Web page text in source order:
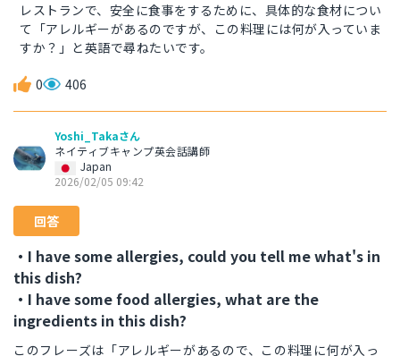
レストランで、安全に食事をするために、具体的な食材につい
て「アレルギーがあるのですが、この料理には何が入っていま
すか？」と英語で尋ねたいです。
0 406
Yoshi_Takaさん
ネイティブキャンプ英会話講師
Japan
2026/02/05 09:42
回答
・I have some allergies, could you tell me what's in
this dish?
・I have some food allergies, what are the
ingredients in this dish?
このフレーズは「アレルギーがあるので、この料理に何が入っ